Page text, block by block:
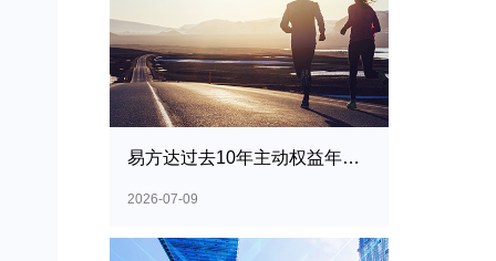
易方达过去10年主动权益年化收益15%居首
2026-07-09